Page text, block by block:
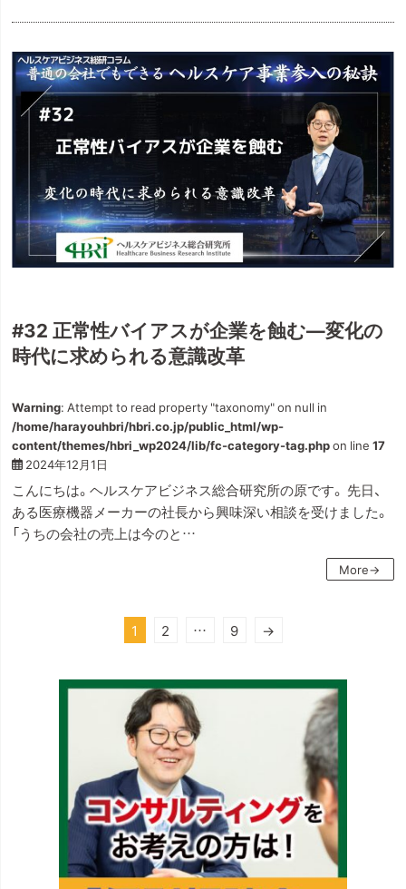
#32 正常性バイアスが企業を蝕む―変化の
時代に求められる意識改革
Warning: Attempt to read property "taxonomy" on null in
/home/harayouhbri/hbri.co.jp/public_html/wp-
content/themes/hbri_wp2024/lib/fc-category-tag.phpon line17
2024年12月1日
こんにちは。ヘルスケアビジネス総合研究所の原です。 先日、
ある医療機器メーカーの社長から興味深い相談を受けました。
「うちの会社の売上は今のと…
More→
1 2 … 9 →